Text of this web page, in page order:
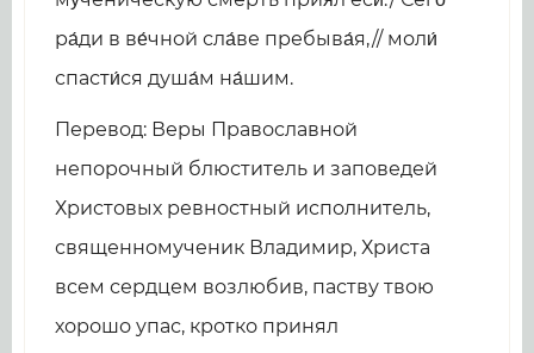
ра́ди в ве́чной сла́ве пребыва́я,// моли́
спасти́ся душа́м на́шим.
Перевод: Веры Православной
непорочный блюститель и заповедей
Христовых ревностный исполнитель,
священномученик Владимир, Христа
всем сердцем возлюбив, паству твою
хорошо упас, кротко принял